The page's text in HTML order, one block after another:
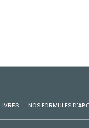
LIVRES NOS FORMULES